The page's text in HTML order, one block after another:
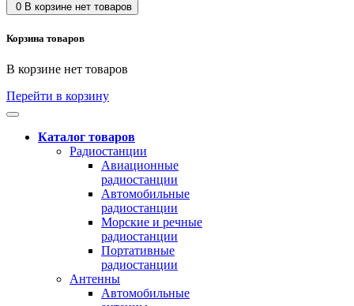
0 В корзине нет товаров
Корзина товаров
В корзине нет товаров
Перейти в корзину
Каталог товаров
Радиостанции
Авиационные
радиостанции
Автомобильные
радиостанции
Морские и речные
радиостанции
Портативные
радиостанции
Антенны
Автомобильные